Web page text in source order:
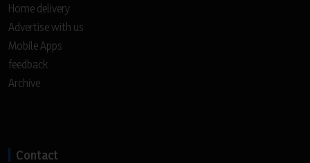
Home delivery
Advertise with us
Mobile Apps
feedback
Archive
Contact